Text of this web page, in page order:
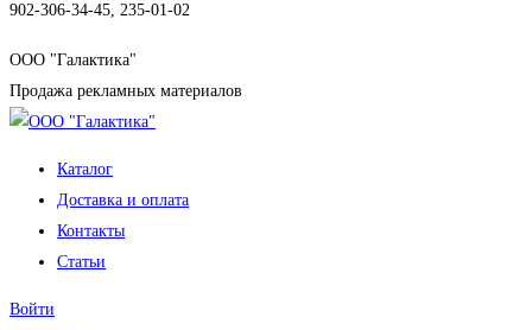
902-306-34-45, 235-01-02
ООО "Галактика"
Продажа рекламных материалов
Каталог
Доставка и оплата
Контакты
Статьи
Войти